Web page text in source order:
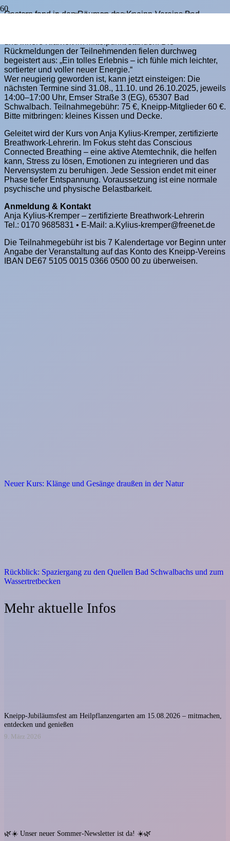
„Breathwork – Atme Dich frei!“: Auftakt begeistert – nächste
Gestern fand in den Räumen des Kneipp-Vereins Bad
Rückmeldungen der Teilnehmenden fielen durchweg
begeistert aus: „Ein tolles Erlebnis – ich fühle mich leichter,
sortierter und voller neuer Energie.“
Wer neugierig geworden ist, kann jetzt einsteigen: Die
nächsten Termine sind 31.08., 11.10. und 26.10.2025, jeweils
14:00–17:00 Uhr, Emser Straße 3 (EG), 65307 Bad
Schwalbach. Teilnahmegebühr: 75 €, Kneipp-Mitglieder 60 €.
Bitte mitbringen: kleines Kissen und Decke.
Geleitet wird der Kurs von Anja Kylius-Kremper, zertifizierte
Breathwork-Lehrerin. Im Fokus steht das Conscious
Connected Breathing – eine aktive Atemtechnik, die helfen
kann, Stress zu lösen, Emotionen zu integrieren und das
Nervensystem zu beruhigen. Jede Session endet mit einer
Phase tiefer Entspannung. Voraussetzung ist eine normale
psychische und physische Belastbarkeit.
Anmeldung & Kontakt
Anja Kylius-Kremper – zertifizierte Breathwork-Lehrerin
Tel.: 0170 9685831 • E-Mail: a.Kylius-kremper@freenet.de
Die Teilnahmegebühr ist bis 7 Kalendertage vor Beginn unter
Angabe der Veranstaltung auf das Konto des Kneipp-Vereins
IBAN DE67 5105 0015 0366 0500 00 zu überweisen.
Neuer Kurs: Klänge und Gesänge draußen in der Natur
Rückblick: Spaziergang zu den Quellen Bad Schwalbachs und zum
Wassertretbecken
Mehr aktuelle Infos
Kneipp-Jubiläumsfest am Heilpflanzengarten am 15.08.2026 – mitmachen,
entdecken und genießen
9. März 2026
🌿☀️ Unser neuer Sommer-Newsletter ist da! ☀️🌿